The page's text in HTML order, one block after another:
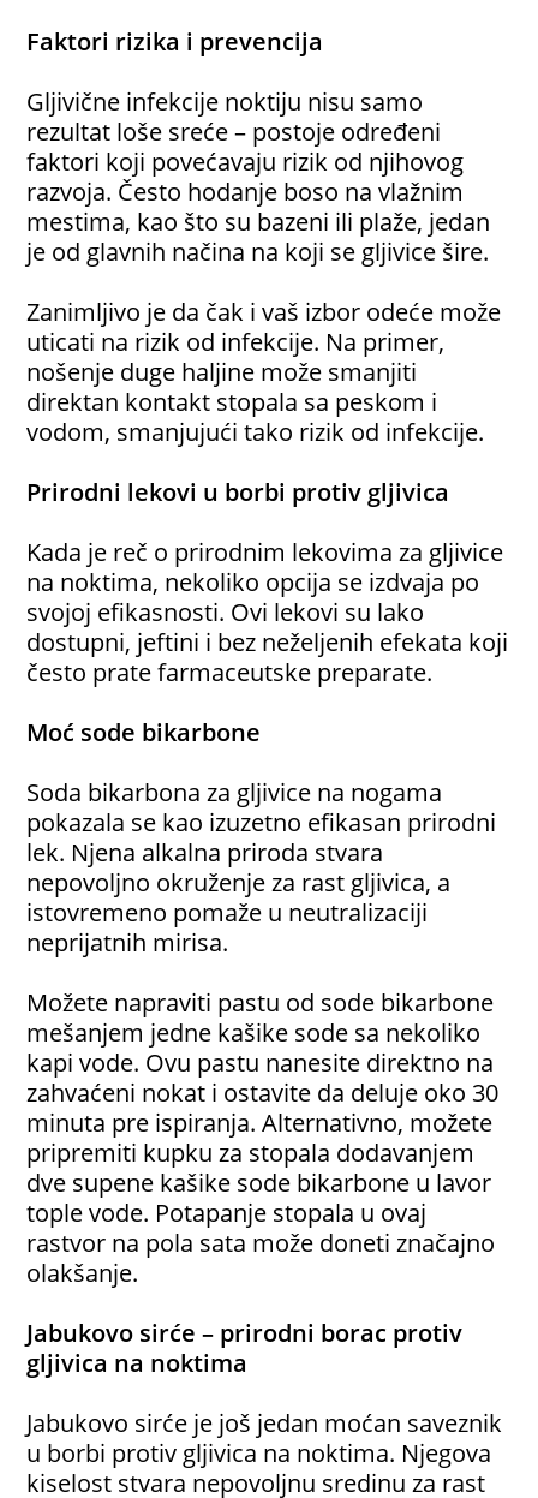
Faktori rizika i prevencija
Gljivične infekcije noktiju nisu samo
rezultat loše sreće – postoje određeni
faktori koji povećavaju rizik od njihovog
razvoja. Često hodanje boso na vlažnim
mestima, kao što su bazeni ili plaže, jedan
je od glavnih načina na koji se gljivice šire.
Zanimljivo je da čak i vaš izbor odeće može
uticati na rizik od infekcije. Na primer,
nošenje duge haljine može smanjiti
direktan kontakt stopala sa peskom i
vodom, smanjujući tako rizik od infekcije.
Prirodni lekovi u borbi protiv gljivica
Kada je reč o prirodnim lekovima za gljivice
na noktima, nekoliko opcija se izdvaja po
svojoj efikasnosti. Ovi lekovi su lako
dostupni, jeftini i bez neželjenih efekata koji
često prate farmaceutske preparate.
Moć sode bikarbone
Soda bikarbona za gljivice na nogama
pokazala se kao izuzetno efikasan prirodni
lek. Njena alkalna priroda stvara
nepovoljno okruženje za rast gljivica, a
istovremeno pomaže u neutralizaciji
neprijatnih mirisa.
Možete napraviti pastu od sode bikarbone
mešanjem jedne kašike sode sa nekoliko
kapi vode. Ovu pastu nanesite direktno na
zahvaćeni nokat i ostavite da deluje oko 30
minuta pre ispiranja. Alternativno, možete
pripremiti kupku za stopala dodavanjem
dve supene kašike sode bikarbone u lavor
tople vode. Potapanje stopala u ovaj
rastvor na pola sata može doneti značajno
olakšanje.
Jabukovo sirće – prirodni borac protiv
gljivica na noktima
Jabukovo sirće je još jedan moćan saveznik
u borbi protiv gljivica na noktima. Njegova
kiselost stvara nepovoljnu sredinu za rast